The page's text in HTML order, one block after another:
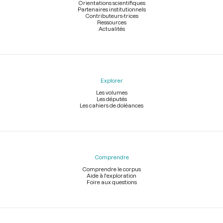
Orientations scientifiques
Partenaires institutionnels
Contributeurs-trices
Ressources
Actualités
Explorer
Les volumes
Les députés
Les cahiers de doléances
Comprendre
Comprendre le corpus
Aide à l'exploration
Foire aux questions